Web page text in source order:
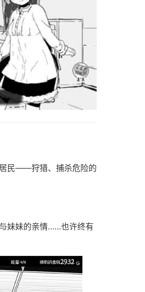
居民——狩猎、捕杀危险的
妹妹的亲情……也许终有